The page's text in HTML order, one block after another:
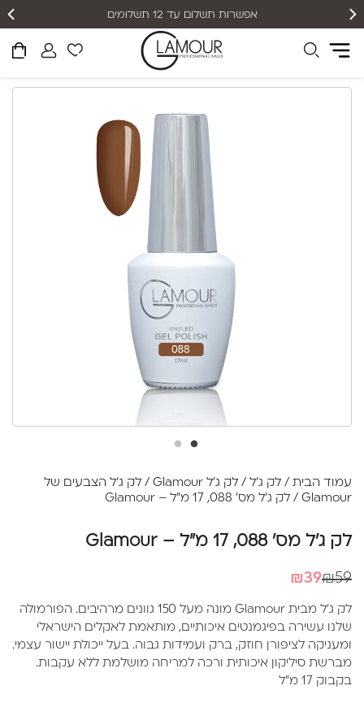
אפשרות תשלום עד 12 תשלומים
עמוד הבית / לק ג'ל / לק ג'ל Glamour / לק ג'ל הצבעים של
Glamour / לק ג'ל מס' 088, 17 מ"ל – Glamour
לק ג'ל מס' 088, 17 מ"ל – Glamour
₪59
המחיר
היה:
₪59.
₪39
המחיר
הוא:
₪39.
לק ג'ל מבית Glamour מונה מעל 150 גוונים מרהיבים. הפורמולה
שלנו עשירה בפיגמנטים איכותיים, מותאמת לאקלים הישראלי
ומעניקה לציפורן חוזק, ברק ועמידות גבוה. בעל ייכולת יישור עצמי.
מברשת סיליקון איכותית ורכה למריחה מושלמת ללא עקבות.
בקבוק 17 מ"ל